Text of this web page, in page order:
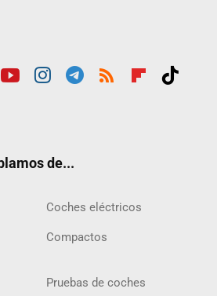
de...
Coches eléctricos
Compactos
Pruebas de coches